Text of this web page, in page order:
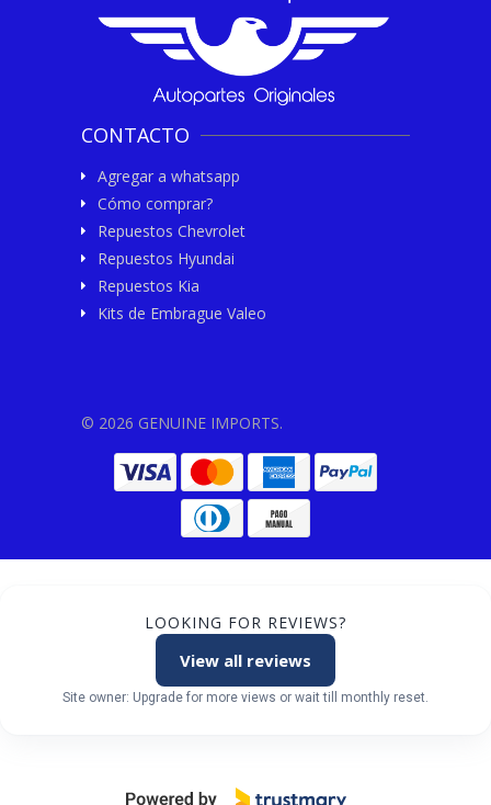
CONTACTO
Agregar a whatsapp
Cómo comprar?
Repuestos Chevrolet
Repuestos Hyundai
Repuestos Kia
Kits de Embrague Valeo
© 2026 GENUINE IMPORTS.
LOOKING FOR REVIEWS?
View all reviews
Site owner: Upgrade for more views or wait till monthly reset.